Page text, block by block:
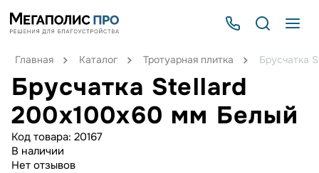
Главная Каталог Тротуарная плитка Брусчатка
Брусчатка Stellard
200х100х60 мм Белый
Код товара: 20167
В наличии
Нет отзывов